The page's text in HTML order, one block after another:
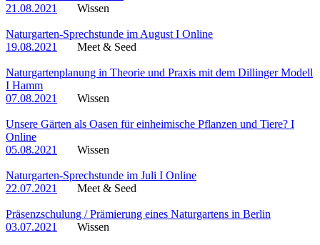
21.08.2021
Wissen
Naturgarten-Sprechstunde im August I Online
19.08.2021
Meet & Seed
Naturgartenplanung in Theorie und Praxis mit dem Dillinger Modell
I Hamm
07.08.2021
Wissen
Unsere Gärten als Oasen für einheimische Pflanzen und Tiere? I
Online
05.08.2021
Wissen
Naturgarten-Sprechstunde im Juli I Online
22.07.2021
Meet & Seed
Präsenzschulung / Prämierung eines Naturgartens in Berlin
03.07.2021
Wissen